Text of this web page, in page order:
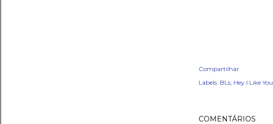
Compartilhar
Labels: BLs Hey I Like You
COMENTÁRIOS